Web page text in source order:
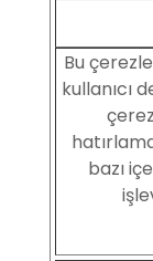
Bu
kullanıcı
bazı